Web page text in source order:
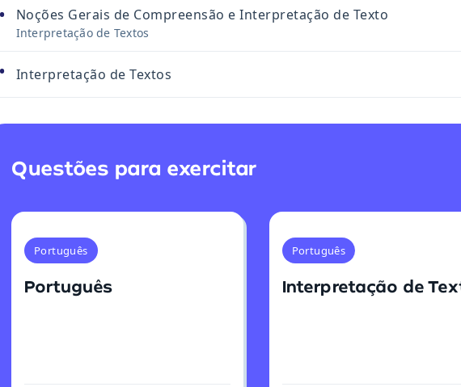
• Noções Gerais de Compreensão e Interpretação de Texto
Interpretação de Textos
• Interpretação de Textos
Questões para exercitar
Português
Português
Português
Interpretação de